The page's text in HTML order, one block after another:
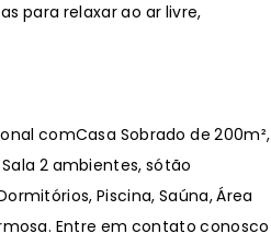
para relaxar ao ar livre,
comCasa Sobrado de 200m²,
2 ambientes, sótão
Piscina, Saúna, Área
Entre em contato conosco